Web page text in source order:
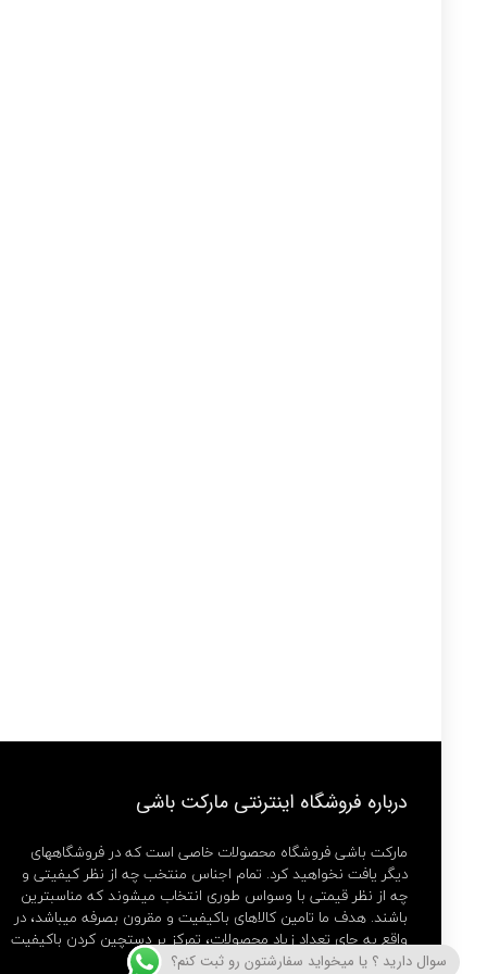
درباره فروشگاه اینترنتی مارکت باشی
مارکت باشی فروشگاه محصولات خاصی است که در فروشگاههای
دیگر یافت نخواهید کرد. تمام اجناس منتخب چه از نظر کیفیتی و
چه از نظر قیمتی با وسواس طوری انتخاب میشوند که مناسبترین
باشند. هدف ما تامین کالاهای باکیفیت و مقرون بصرفه میباشد، در
واقع به جای تعداد زیاد محصولات، تمرکز بر دستچین کردن باکیفیت
ترین ها داریم.
سوال دارید ؟ یا میخواید سفارشتون رو ثبت کنم؟